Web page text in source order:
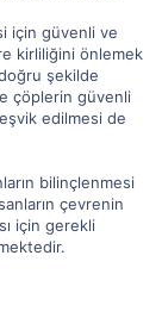
için güvenli ve
kirliliğini önlemek
şekilde
çöplerin güvenli
edilmesi de
bilinçlenmesi
çevrenin
için gerekli